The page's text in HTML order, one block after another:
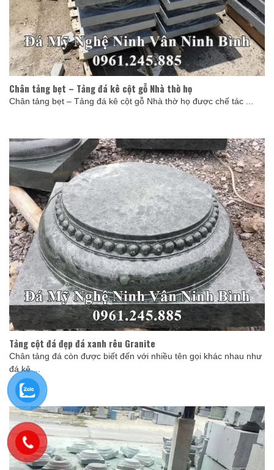
Chân tảng bẹt – Tảng đá kê cột gỗ Nhà thờ họ
Chân tảng bẹt – Tảng đá kê cột gỗ Nhà thờ họ được chế tác ...
Tảng cột đá đẹp đá xanh rêu Granite
Chân tảng đá còn được biết đến với nhiều tên gọi khác nhau như
đá kê ...